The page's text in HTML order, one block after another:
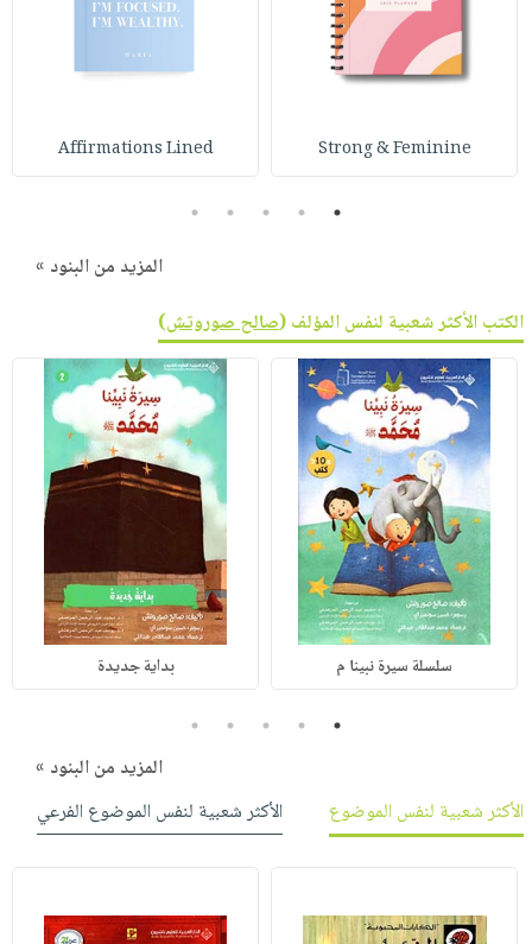
Strong & Feminine
Affirmations Lined
1
2
3
4
5
المزيد من البنود »
الكتب الأكثر شعبية لنفس المؤلف (صالح صوروتش)
سلسلة سيرة نبينا م بداية جديدة
1
2
3
4
5
المزيد من البنود »
الأكثر شعبية لنفس الموضوع
الأكثر شعبية لنفس الموضوع الفرعي